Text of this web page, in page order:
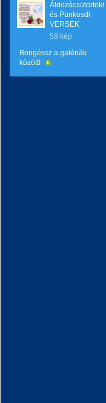
Áldozócsütörtöki
és Pünkösdi
VERSEK
58 kép
Böngéssz a galériák
között!